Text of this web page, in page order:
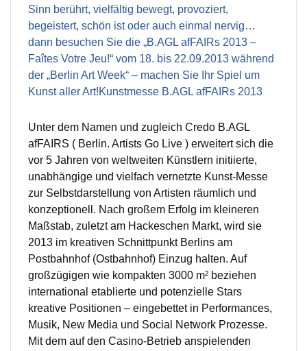
Sinn berührt, vielfältig bewegt, provoziert,
begeistert, schön ist oder auch einmal nervig…
dann besuchen Sie die „B.AGL afFAIRs 2013 –
Faîtes Votre Jeu!“ vom 18. bis 22.09.2013 während
der „Berlin Art Week“ – machen Sie Ihr Spiel um
Kunst aller Art!Kunstmesse B.AGL afFAIRs 2013
Unter dem Namen und zugleich Credo B.AGL
afFAIRS ( Berlin. Artists Go Live ) erweitert sich die
vor 5 Jahren von weltweiten Künstlern initiierte,
unabhängige und vielfach vernetzte Kunst-Messe
zur Selbstdarstellung von Artisten räumlich und
konzeptionell. Nach großem Erfolg im kleineren
Maßstab, zuletzt am Hackeschen Markt, wird sie
2013 im kreativen Schnittpunkt Berlins am
Postbahnhof (Ostbahnhof) Einzug halten. Auf
großzügigen wie kompakten 3000 m² beziehen
international etablierte und potenzielle Stars
kreative Positionen – eingebettet in Performances,
Musik, New Media und Social Network Prozesse.
Mit dem auf den Casino-Betrieb anspielenden